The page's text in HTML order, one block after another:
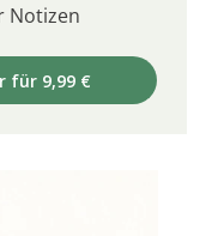
Notizen
für 9,99 €